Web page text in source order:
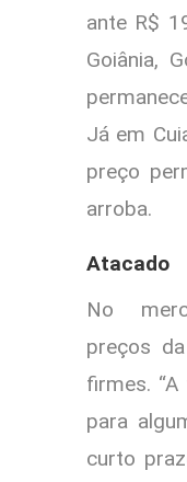
ante R$
Goiânia,
Já em
preço
arroba.
Atacado
No
preços
firmes.
para
curto